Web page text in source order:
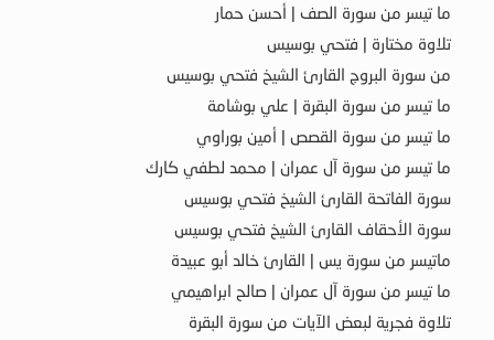
ما تيسر من سورة الصف | أحسن حمار
تلاوة مختارة | فتحي بوسيس
من سورة البروج القارئ الشيخ فتحي بوسيس
ما تيسر من سورة البقرة | علي بوشامة
ما تيسر من سورة القصص | أمين بوراوي
ما تيسر من سورة آل عمران | محمد لطفي كارك
سورة الفاتحة القارئ الشيخ فتحي بوسيس
سورة الأحقاف القارئ الشيخ فتحي بوسيس
ماتيسر من سورة يس | القارئ خالد أبو عبيدة
ما تيسر من سورة آل عمران | صالح ابراهيمي
تلاوة فجرية لبعض الآيات من سورة البقرة